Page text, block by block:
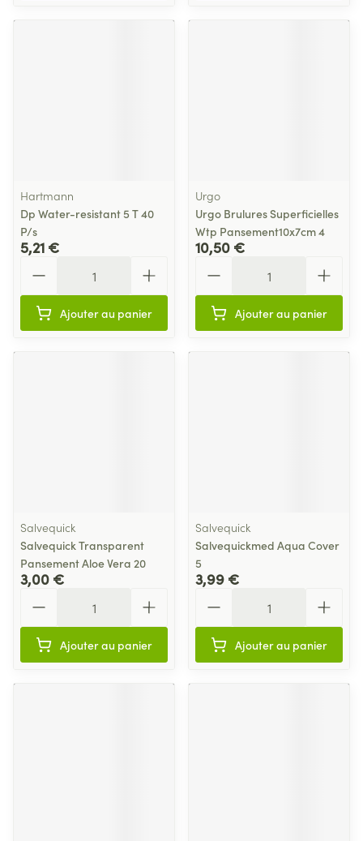
Hartmann
Dp Water-resistant 5 T 40
P/s
5,21 €
Ajouter au panier
Urgo
Urgo Brulures Superficielles
Wtp Pansement10x7cm 4
10,50 €
Ajouter au panier
Salvequick
Salvequick Transparent
Pansement Aloe Vera 20
3,00 €
Ajouter au panier
Salvequick
Salvequickmed Aqua Cover
5
3,99 €
Ajouter au panier